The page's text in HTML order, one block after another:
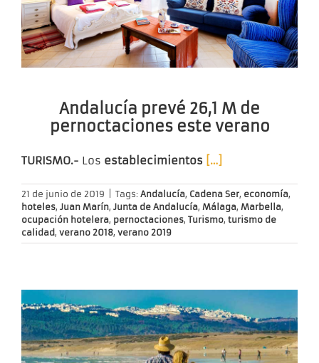
Andalucía prevé 26,1 M de
pernoctaciones este verano
TURISMO.- Los establecimientos […]
21 de junio de 2019 Tags: Andalucía, Cadena Ser, economía,
hoteles, Juan Marín, Junta de Andalucía, Málaga, Marbella,
ocupación hotelera, pernoctaciones, Turismo, turismo de
calidad, verano 2018, verano 2019